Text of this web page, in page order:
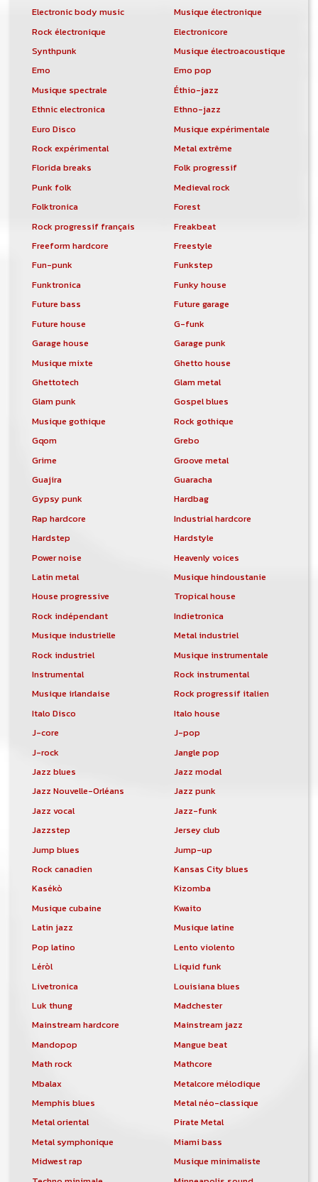
Electronic body music
Musique électronique
Rock électronique
Electronicore
Synthpunk
Musique électroacoustique
Emo
Emo pop
Musique spectrale
Éthio-jazz
Ethnic electronica
Ethno-jazz
Euro Disco
Musique expérimentale
Rock expérimental
Metal extrême
Florida breaks
Folk progressif
Punk folk
Medieval rock
Folktronica
Forest
Rock progressif français
Freakbeat
Freeform hardcore
Freestyle
Fun-punk
Funkstep
Funktronica
Funky house
Future bass
Future garage
Future house
G-funk
Garage house
Garage punk
Musique mixte
Ghetto house
Ghettotech
Glam metal
Glam punk
Gospel blues
Musique gothique
Rock gothique
Gqom
Grebo
Grime
Groove metal
Guajira
Guaracha
Gypsy punk
Hardbag
Rap hardcore
Industrial hardcore
Hardstep
Hardstyle
Power noise
Heavenly voices
Latin metal
Musique hindoustanie
House progressive
Tropical house
Rock indépendant
Indietronica
Musique industrielle
Metal industriel
Rock industriel
Musique instrumentale
Instrumental
Rock instrumental
Musique irlandaise
Rock progressif italien
Italo Disco
Italo house
J-core
J-pop
J-rock
Jangle pop
Jazz blues
Jazz modal
Jazz Nouvelle-Orléans
Jazz punk
Jazz vocal
Jazz-funk
Jazzstep
Jersey club
Jump blues
Jump-up
Rock canadien
Kansas City blues
Kasékò
Kizomba
Musique cubaine
Kwaito
Latin jazz
Musique latine
Pop latino
Lento violento
Léròl
Liquid funk
Livetronica
Louisiana blues
Luk thung
Madchester
Mainstream hardcore
Mainstream jazz
Mandopop
Mangue beat
Math rock
Mathcore
Mbalax
Metalcore mélodique
Memphis blues
Metal néo-classique
Metal oriental
Pirate Metal
Metal symphonique
Miami bass
Midwest rap
Musique minimaliste